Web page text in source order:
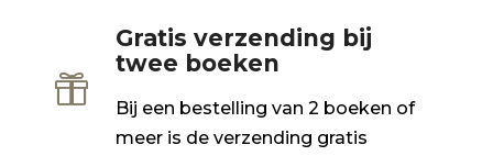

Gratis verzending bij
twee boeken
Bij een bestelling van 2 boeken of
meer is de verzending gratis